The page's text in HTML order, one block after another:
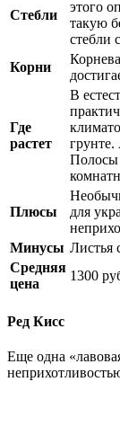
Стебли
этого
такую
стебли
Корни
Где
растет
В
Полосы
Плюсы
для
Минусы Листья
Средняя
цена
1300
Ред Кисс
Еще одна